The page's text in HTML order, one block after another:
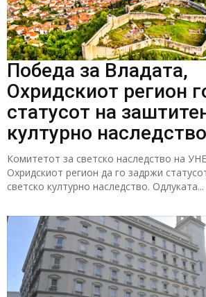
Победа за Владата,
Охридскиот регион
статусот на
културно наследство
Комитетот за светско наследство на
Охридскиот регион да го задржи
светско културно наследство. Одлуката...